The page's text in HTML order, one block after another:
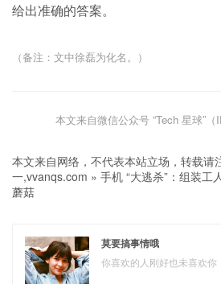
给出准确的答案。
（备注：文中徐磊为化名。）
本文来自微信公众号 “Tech 星球”
本文来自网络，不代表本站立场，转载请
一,vvanqs.com » 手机 “大逃杀”：组装工
蘑菇
莫要搞事情哦
你喜欢的人刚好也未喜欢你